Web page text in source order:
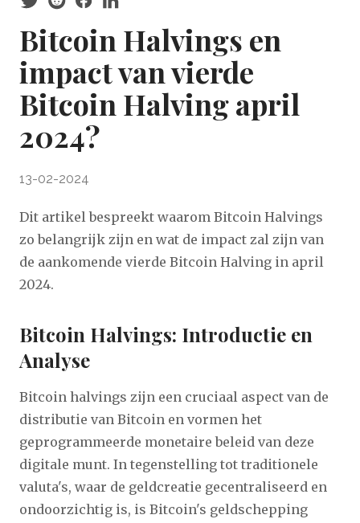
Bitcoin Halvings en
impact van vierde
Bitcoin Halving april
2024?
13-02-2024
D it artikel bespreekt waarom Bitcoin Halvings
zo belangrijk zijn en wat de impact zal zijn van
de aankomende vierde Bitcoin Halving in april
2024.
Bitcoin Halvings: Introductie en
Analyse
Bitcoin halvings zijn een cruciaal aspect van de
distributie van Bitcoin en vormen het
geprogrammeerde monetaire beleid van deze
digitale munt. In tegenstelling tot traditionele
valuta's, waar de geldcreatie gecentraliseerd en
ondoorzichtig is, is Bitcoin's geldschepping